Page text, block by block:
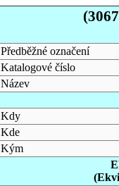
Předběžné označení
Katalogové číslo
Název
Kdy
Kde
Kým